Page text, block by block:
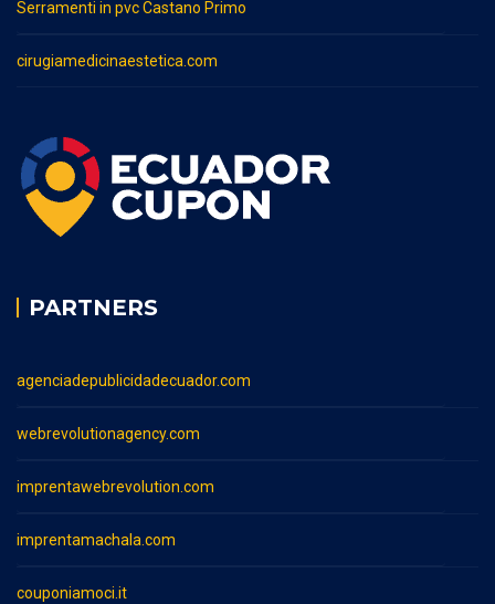
Serramenti in pvc Castano Primo
cirugiamedicinaestetica.com
PARTNERS
agenciadepublicidadecuador.com
webrevolutionagency.com
imprentawebrevolution.com
imprentamachala.com
couponiamoci.it